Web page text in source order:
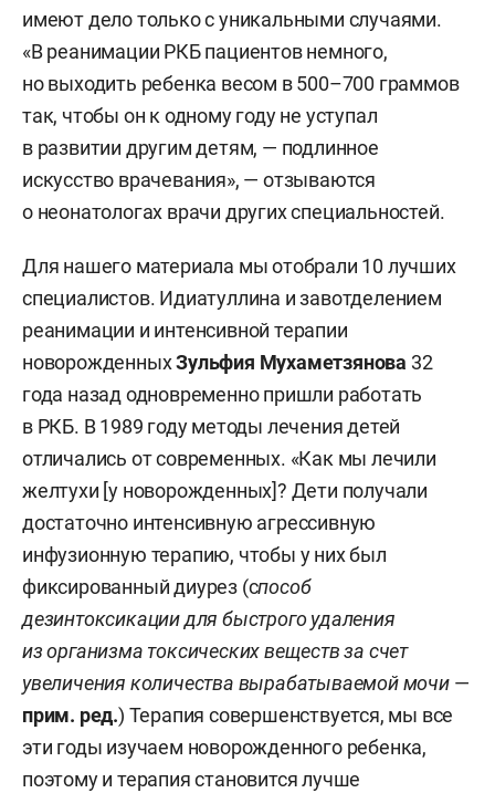
имеют дело только с уникальными случаями.
«В реанимации РКБ пациентов немного,
но выходить ребенка весом в 500–700 граммов
так, чтобы он к одному году не уступал
в развитии другим детям, — подлинное
искусство врачевания», — отзываются
о неонатологах врачи других специальностей.
Для нашего материала мы отобрали 10 лучших
специалистов. Идиатуллина и завотделением
реанимации и интенсивной терапии
новорожденныхЗульфия Мухаметзянова 32
года назад одновременно пришли работать
в РКБ. В 1989 году методы лечения детей
отличались от современных. «Как мы лечили
желтухи [у новорожденных]? Дети получали
достаточно интенсивную агрессивную
инфузионную терапию, чтобы у них был
фиксированный диурез (способ
дезинтоксикации для быстрого удаления
из организма токсических веществ за счет
увеличения количества вырабатываемой мочи—
прим. ред.) Терапия совершенствуется, мы все
эти годы изучаем новорожденного ребенка,
поэтому и терапия становится лучше